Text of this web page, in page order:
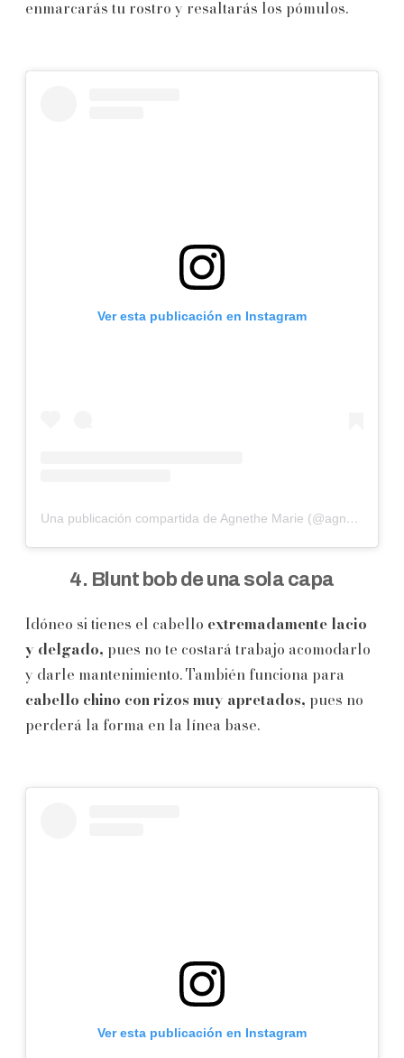
enmarcarás tu rostro y resaltarás los pómulos.
Ver esta publicación en Instagram
Una publicación compartida de Agnethe Marie (@agnethemg)
4. Blunt bob de una sola capa
Idóneo si tienes el cabello extremadamente lacio
y delgado, pues no te costará trabajo acomodarlo
y darle mantenimiento. También funciona para
cabello chino con rizos muy apretados, pues no
perderá la forma en la línea base.
Ver esta publicación en Instagram